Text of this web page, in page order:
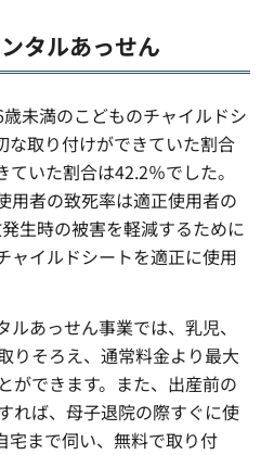
タルあっせん
未満のこどものチャイルドシ
な取り付けができていた割合
いた割合は42.2％でした。
用者の致死率は適正使用者の
生時の被害を軽減するために
ャイルドシートを適正に使用
あっせん事業では、乳児、
りそろえ、通常料金より最大
ができます。また、出産前の
れば、母子退院の際すぐに使
宅まで伺い、無料で取り付